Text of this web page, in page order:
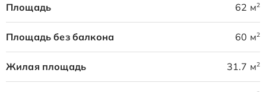
Площадь 62 м2
Площадь без балкона 60 м2
Жилая площадь 31.7 м2